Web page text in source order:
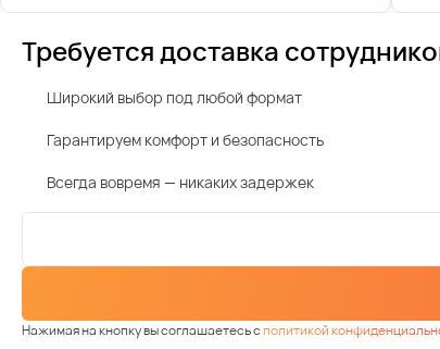
Требуется доставка
Широкий выбор под любой формат
Гарантируем комфорт и безопасность
Всегда вовремя — никаких задержек
Нажимая на кнопку вы соглашаетесь сполитикой